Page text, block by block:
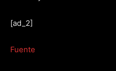
[ad_2]
Fuente